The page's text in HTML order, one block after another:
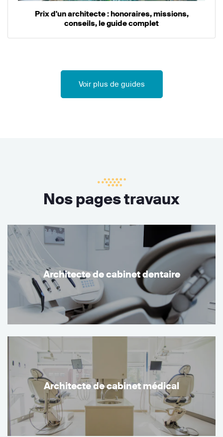
Prix d'un architecte : honoraires, missions,
conseils, le guide complet
Voir plus de guides
Nos pages travaux
Architecte de cabinet dentaire
Architecte de cabinet médical